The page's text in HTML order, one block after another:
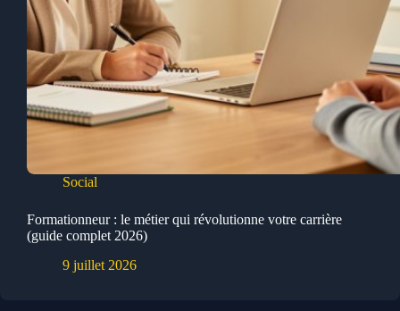
Social
Formationneur : le métier qui révolutionne votre carrière
(guide complet 2026)
9 juillet 2026